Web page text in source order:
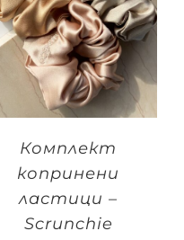
Комплект
копринени
ластици –
Scrunchie